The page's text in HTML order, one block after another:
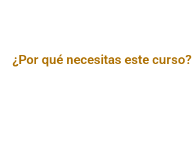
¿Por qué necesitas este curso?